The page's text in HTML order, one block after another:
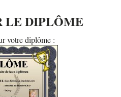
LE DIPLÔME
votre diplôme :